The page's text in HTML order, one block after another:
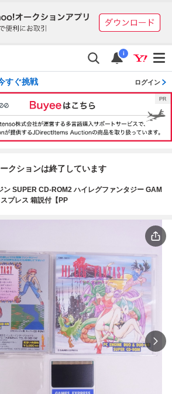
i
すぐ挑戦 ログイン
クションは終了しています
ン SUPER CD-ROM2 ハイレグファンタジー GAM
プレス 箱説付【PP